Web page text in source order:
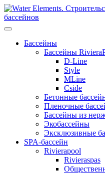
Перейти
к
содержанию
Бассейны
Бассейны
D-Line
Style
MLine
Cside
Бетонные
Пленочные
Бассейны из
Экобассейны
Эксклюзивные
SPA-бассейн
Rivierapool
Rivieraspas